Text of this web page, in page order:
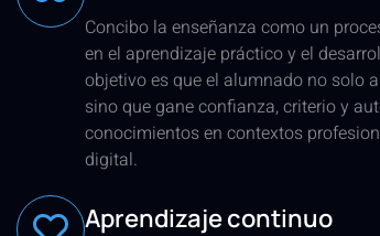
Concibo la enseñanza como un
en el aprendizaje práctico y el
objetivo es que el alumnado no solo
sino que gane confianza, criterio y
conocimientos en contextos
digital.
Aprendizaje continuo